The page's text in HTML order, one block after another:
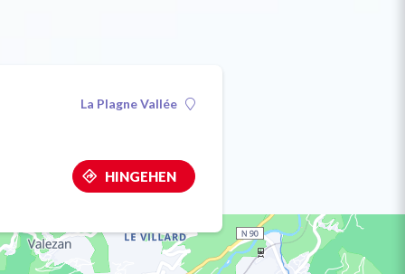
La Plagne Vallée
HINGEHEN